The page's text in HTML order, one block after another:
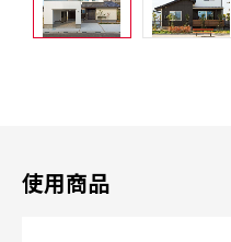
使用商品